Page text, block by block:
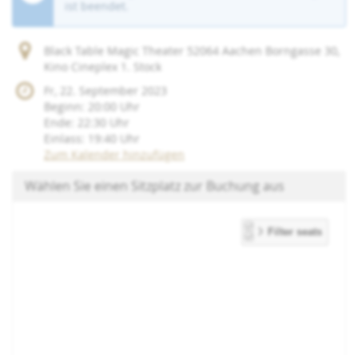
ist beendet.
Black Table Magic Theater 52064 Aachen Borngasse 30,
Kino Cineplex 1. Stock
Fr, 22. September 2023
Beginn:
20:00
Uhr
Ende:
22:30
Uhr
Einlass:
19:40
Uhr
Zum Kalender hinzufügen
Wählen Sie einen Sitzplatz zur Buchung aus